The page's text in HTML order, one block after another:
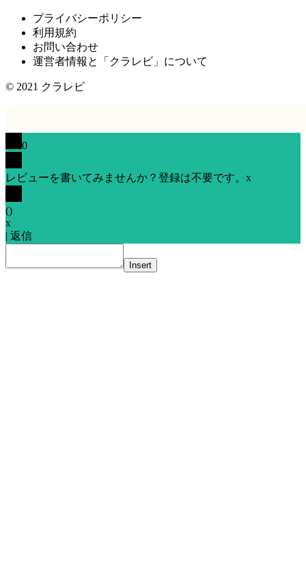
プライバシーポリシー
利用規約
お問い合わせ
運営者情報と「クラレビ」について
© 2021 クラレビ
0
レビューを書いてみませんか？登録は不要です。 x
()
x
| 返信
Insert